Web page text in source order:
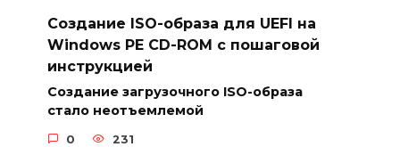
Создание ISO-образа для UEFI на
Windows PE CD-ROM с пошаговой
инструкцией
Создание загрузочного ISO-образа
стало неотъемлемой
0 231